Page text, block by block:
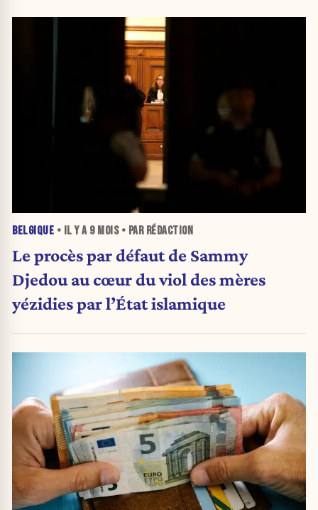
BELGIQUE • IL Y A 9 MOIS• PAR RÉDACTION
Le procès par défaut de Sammy
Djedou au cœur du viol des mères
yézidies par l’État islamique